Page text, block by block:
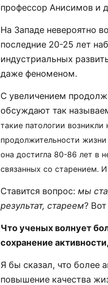
профессор Анисимов и
На Западе невероятно
последние 20-25 лет
индустриальных
даже феноменом.
С увеличением
обсуждают так
такие патологии
продолжительности
она достигла 80-86 лет в
связанных со старением.
Ставится вопрос: мы
результат, стареем?
Что ученых волнует
сохранение
Я бы сказал, что более
повышение качества